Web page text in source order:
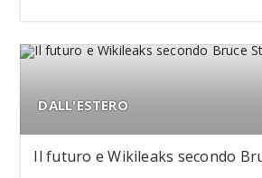
DALL'ESTERO
Il futuro e Wikileaks secondo